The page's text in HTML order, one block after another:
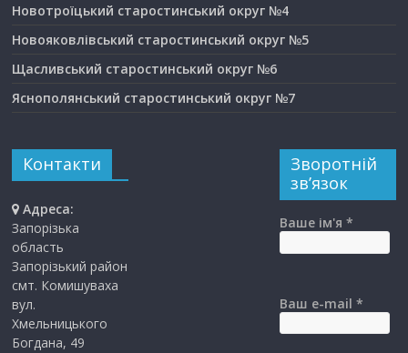
Новотроїцький старостинський округ №4
Новояковлівський старостинський округ №5
Щасливський старостинський округ №6
Яснополянський старостинський округ №7
Контакти
Адреса:
Запорізька
область
Запорізький район
смт. Комишуваха
вул.
Хмельницького
Богдана, 49
Зворотній
зв’язок
Ваше ім'я *
Ваш e-mail *